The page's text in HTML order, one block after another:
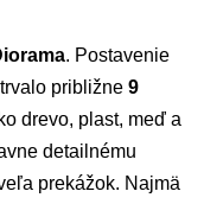
. Postavenie
približne 9
drevo, plast, meď a
detailnému
prekážok. Najmä